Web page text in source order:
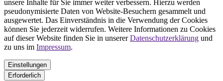
unsere Inhalte für Sie immer weiter verbessern. Hierzu werden
pseudonymisierte Daten von Website-Besuchern gesammelt und
ausgewertet. Das Einverständnis in die Verwendung der Cookies
können Sie jederzeit widerrufen. Weitere Informationen zu Cookies
auf dieser Website finden Sie in unsererDatenschutzerklärung und
zu uns im Impressum.
Einstellungen
Erforderlich